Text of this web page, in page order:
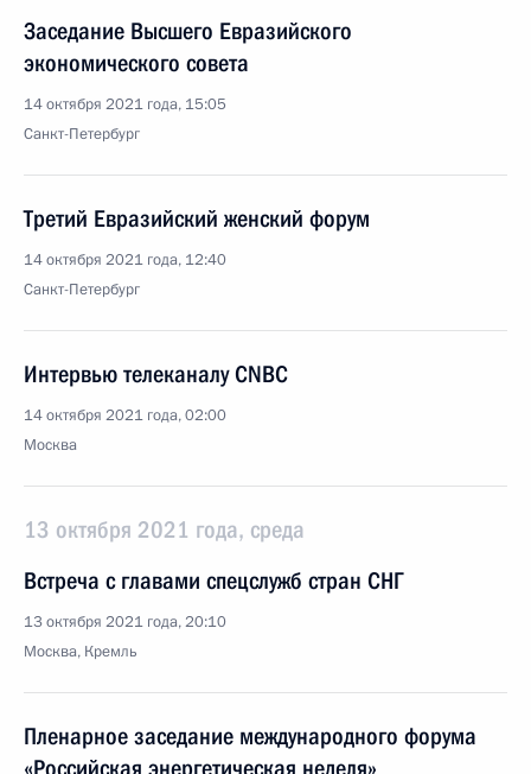
Заседание Высшего Евразийского
экономического совета
14 октября 2021 года, 15:05
Санкт-Петербург
Третий Евразийский женский форум
14 октября 2021 года, 12:40
Санкт-Петербург
Интервью телеканалу CNBC
14 октября 2021 года, 02:00
Москва
13 октября 2021 года, среда
Встреча с главами спецслужб стран СНГ
13 октября 2021 года, 20:10
Москва, Кремль
Пленарное заседание международного форума
«Российская энергетическая неделя»